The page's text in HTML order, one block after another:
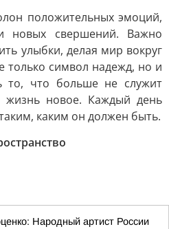
положительных эмоций,
новых свершений. Важно
улыбки, делая мир вокруг
только символ надежд, но и
то, что больше не служит
жизнь новое. Каждый день
каким он должен быть.
Народный артист России